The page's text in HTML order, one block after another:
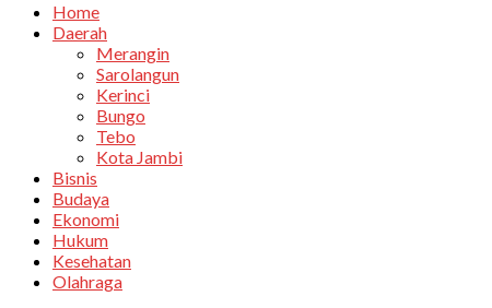
Home
Daerah
Merangin
Sarolangun
Kerinci
Bungo
Tebo
Kota Jambi
Bisnis
Budaya
Ekonomi
Hukum
Kesehatan
Olahraga